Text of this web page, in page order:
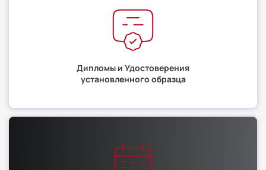
Дипломы и Удостоверения
установленного образца